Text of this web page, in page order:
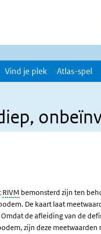
Vind je plek Atlas-spel
RIVM bemonsterd zijn ten
link)
De kaart laat
de afleiding van de
zijn deze